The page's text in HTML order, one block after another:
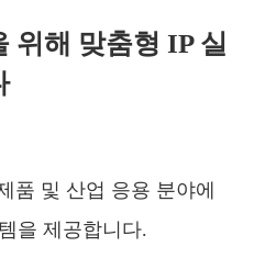
위해 맞춤형 IP 실
품 및 산업 응용 분야에
을 제공합니다.